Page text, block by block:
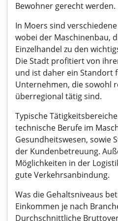
Bewohner gerecht werden.
In Moers sind
wobei der Maschinenbau,
Einzelhandel zu den
Die Stadt profitiert von
und ist daher ein Standort
Unternehmen, die sowohl
überregional tätig sind.
Typische
technische Berufe im
Gesundheitswesen, sowie
der Kundenbetreuung.
Möglichkeiten in der
gute Verkehrsanbindung.
Was die Gehaltsniveaus
Einkommen je nach
Durchschnittliche